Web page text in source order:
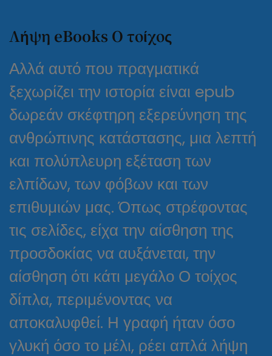
Λήψη eBooks Ο τοίχος
Αλλά αυτό που πραγματικά
ξεχωρίζει την ιστορία είναι epub
δωρεάν σκέφτηρη εξερεύνηση της
ανθρώπινης κατάστασης, μια λεπτή
και πολύπλευρη εξέταση των
ελπίδων, των φόβων και των
επιθυμιών μας. Όπως στρέφοντας
τις σελίδες, είχα την αίσθηση της
προσδοκίας να αυξάνεται, την
αίσθηση ότι κάτι μεγάλο Ο τοίχος
δίπλα, περιμένοντας να
αποκαλυφθεί. Η γραφή ήταν όσο
γλυκή όσο το μέλι, ρέει απλά λήψη